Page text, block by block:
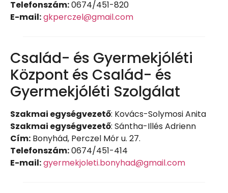
Telefonszám:0674/451-820
E-mail:gkperczel@gmail.com
Család- és Gyermekjóléti
Központ és Család- és
Gyermekjóléti Szolgálat
Szakmai egységvezető: Kovács-Solymosi Anita
Szakmai egységvezető: Sántha-Illés Adrienn
Cím: Bonyhád, Perczel Mór u. 27.
Telefonszám:0674/451-414
E-mail:gyermekjoleti.bonyhad@gmail.com